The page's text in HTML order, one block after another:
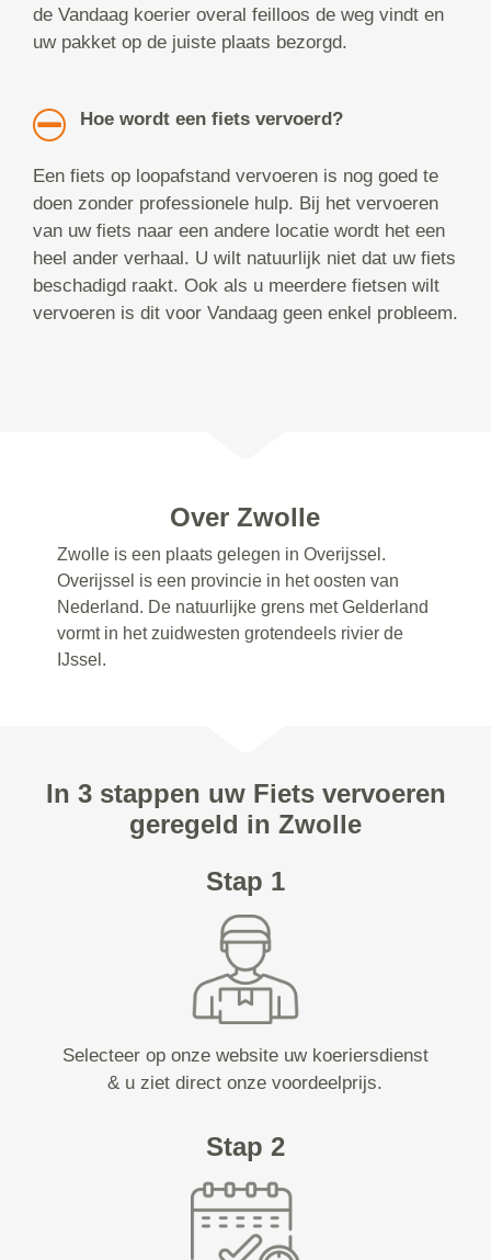
de Vandaag koerier overal feilloos de weg vindt en
uw pakket op de juiste plaats bezorgd.
Hoe wordt een fiets vervoerd?
Een fiets op loopafstand vervoeren is nog goed te
doen zonder professionele hulp. Bij het vervoeren
van uw fiets naar een andere locatie wordt het een
heel ander verhaal. U wilt natuurlijk niet dat uw fiets
beschadigd raakt. Ook als u meerdere fietsen wilt
vervoeren is dit voor Vandaag geen enkel probleem.
Over Zwolle
Zwolle is een plaats gelegen in Overijssel.
Overijssel is een provincie in het oosten van
Nederland. De natuurlijke grens met Gelderland
vormt in het zuidwesten grotendeels rivier de
IJssel.
In 3 stappen uw Fiets vervoeren
geregeld in Zwolle
Stap 1
Selecteer op onze website uw koeriersdienst
& u ziet direct onze voordeelprijs.
Stap 2